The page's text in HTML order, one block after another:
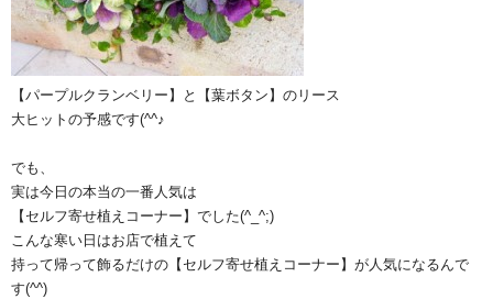
【パープルクランベリー】と【葉ボタン】のリース
大ヒットの予感です(^^♪
でも、
実は今日の本当の一番人気は
【セルフ寄せ植えコーナー】でした(^_^;)
こんな寒い日はお店で植えて
持って帰って飾るだけの【セルフ寄せ植えコーナー】が人気になるんで
す(^^)